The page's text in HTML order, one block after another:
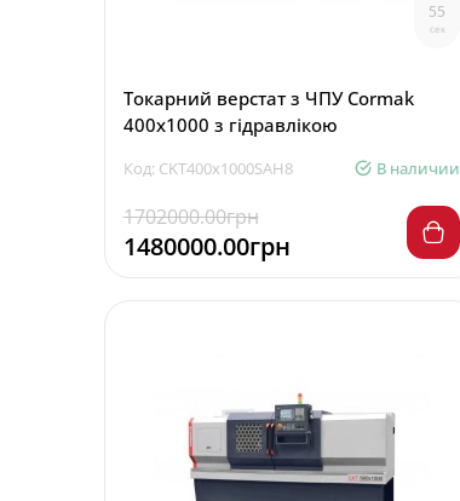
54
сек
Токарний верстат з ЧПУ Cormak
400x1000 з гідравлікою
Код: CKT400x1000SAH8 В наличии
1702000.00грн
1480000.00грн